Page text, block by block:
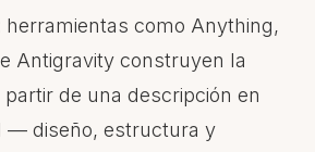
herramientas como Anything,
Antigravity construyen la
de una descripción en
— diseño, estructura y